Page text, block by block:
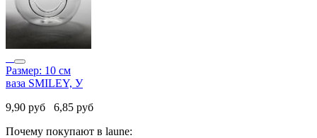
Размер: 10 см
ваза SMILEY, У
9,90 руб 6,85 руб
Почему покупают в laune: